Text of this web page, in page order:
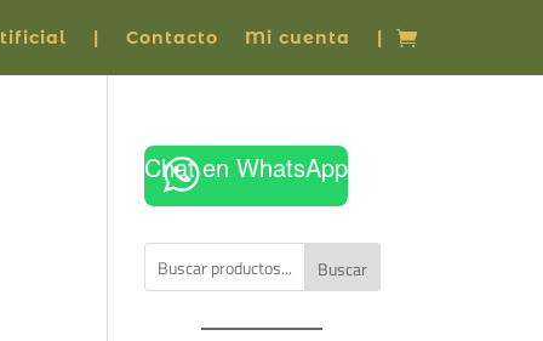
| Contacto Mi cuenta |
Chat en WhatsApp
Buscar